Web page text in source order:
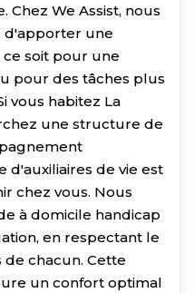
We Assist, nous
d'apporter une
soit pour une
pour des tâches plus
vous habitez La
une structure de
d'auxiliaires de vie est
chez vous. Nous
à domicile handicap
en respectant le
chacun. Cette
un confort optimal